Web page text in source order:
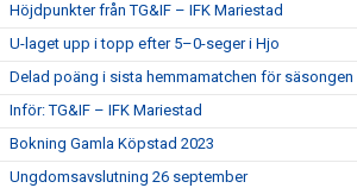
Höjdpunkter från TG&IF – IFK Mariestad
U-laget upp i topp efter 5–0-seger i Hjo
Delad poäng i sista hemmamatchen för säsongen
Inför: TG&IF – IFK Mariestad
Bokning Gamla Köpstad 2023
Ungdomsavslutning 26 september